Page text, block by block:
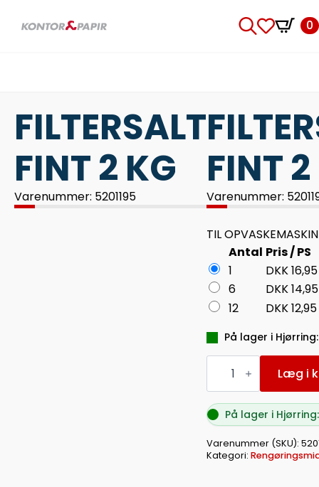
0
FILTERSALT
FINT 2 KG
Varenummer: 5201195
FINT
Varenummer:
TIL
Antal Pris / PS
1
DKK16,95
6
DKK14,95
12
DKK12,95
På lager i
FILTERSALT
KG
antal
Læg i
På lager i
Varenummer (SKU):
Kategori: